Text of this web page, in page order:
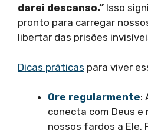
darei descanso.” Isso
pronto para carregar
libertar das prisões
Dicas práticas para viver
Ore regularmente:
conecta com Deus
nossos fardos a Ele.